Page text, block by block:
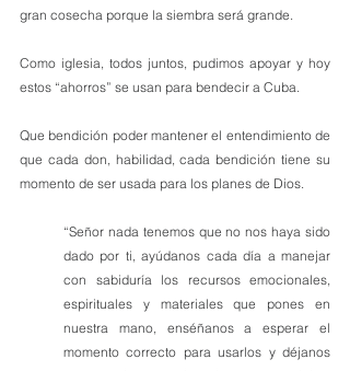
gran cosecha porque la siembra será grande.
Como iglesia, todos juntos, pudimos apoyar y hoy
estos “ahorros” se usan para bendecir a Cuba.
Que bendición poder mantener el entendimiento de
que cada don, habilidad, cada bendición tiene su
momento de ser usada para los planes de Dios.
“Señor nada tenemos que no nos haya sido
dado por ti, ayúdanos cada día a manejar
con sabiduría los recursos emocionales,
espirituales y materiales que pones en
nuestra mano, enséñanos a esperar el
momento correcto para usarlos y déjanos